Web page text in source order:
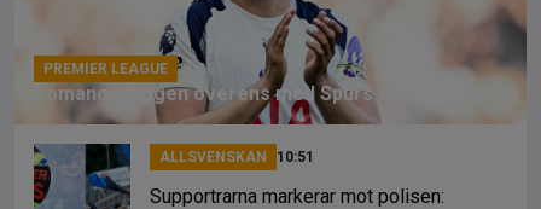
k
PREMIER LEAGUE 11:09
Romano: Kuggen överens med Spurs om förlängning
ALLSVENSKAN 10:51
Supportrarna markerar mot polisen: